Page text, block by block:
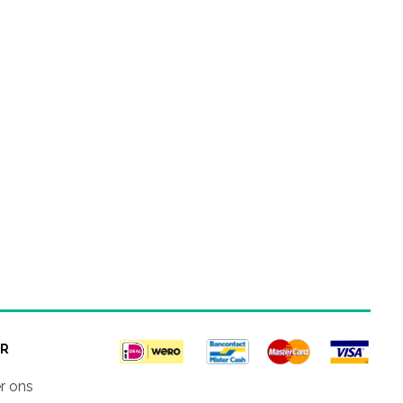
ons